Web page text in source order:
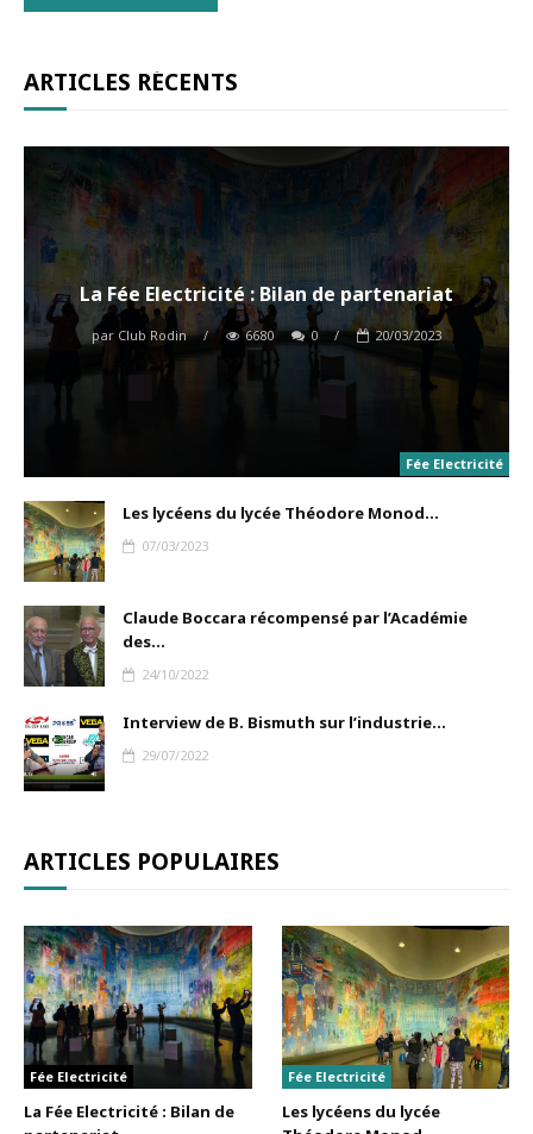
ARTICLES RÉCENTS
Fée Electricité
La Fée Electricité : Bilan de partenariat
par Club Rodin / 6680 0 / 20/03/2023
Les lycéens du lycée Théodore Monod...
07/03/2023
Claude Boccara récompensé par l’Académie
des...
24/10/2022
Interview de B. Bismuth sur l’industrie...
29/07/2022
ARTICLES POPULAIRES
Fée Electricité
La Fée Electricité : Bilan de
Fée Electricité
Les lycéens du lycée